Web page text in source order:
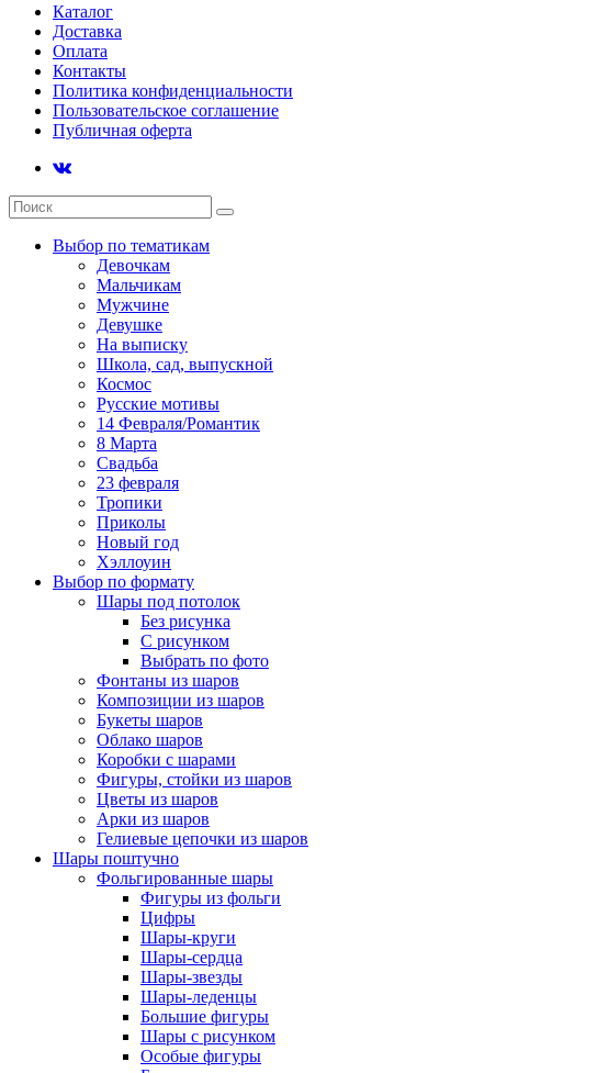
Каталог
Доставка
Оплата
Контакты
Политика конфиденциальности
Пользовательское соглашение
Публичная оферта
Выбор по тематикам
Девочкам
Мальчикам
Мужчине
Девушке
На выписку
Школа, сад, выпускной
Космос
Русские мотивы
14 Февраля/Романтик
8 Марта
Свадьба
23 февраля
Тропики
Приколы
Новый год
Хэллоуин
Выбор по формату
Шары под потолок
Без рисунка
С рисунком
Выбрать по фото
Фонтаны из шаров
Композиции из шаров
Букеты шаров
Облако шаров
Коробки с шарами
Фигуры, стойки из шаров
Цветы из шаров
Арки из шаров
Гелиевые цепочки из шаров
Шары поштучно
Фольгированные шары
Фигуры из фольги
Цифры
Шары-круги
Шары-сердца
Шары-звезды
Шары-леденцы
Большие фигуры
Шары с рисунком
Особые фигуры